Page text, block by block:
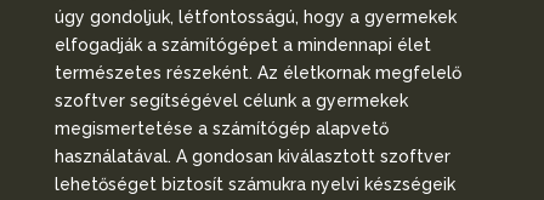
úgy gondoljuk, létfontosságú, hogy a gyermekek
elfogadják a számítógépet a mindennapi élet
természetes részeként. Az életkornak megfelelő
szoftver segítségével célunk a gyermekek
megismertetése a számítógép alapvető
használatával. A gondosan kiválasztott szoftver
lehetőséget biztosít számukra nyelvi készségeik